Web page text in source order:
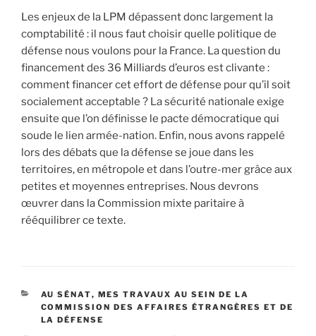
Les enjeux de la LPM dépassent donc largement la
comptabilité : il nous faut choisir quelle politique de
défense nous voulons pour la France. La question du
financement des 36 Milliards d’euros est clivante :
comment financer cet effort de défense pour qu’il soit
socialement acceptable ? La sécurité nationale exige
ensuite que l’on définisse le pacte démocratique qui
soude le lien armée-nation. Enfin, nous avons rappelé
lors des débats que la défense se joue dans les
territoires, en métropole et dans l’outre-mer grâce aux
petites et moyennes entreprises. Nous devrons
œuvrer dans la Commission mixte paritaire à
rééquilibrer ce texte.
CATÉGORIES
AU SÉNAT, MES TRAVAUX AU SEIN DE LA
COMMISSION DES AFFAIRES ÉTRANGÈRES ET DE
LA DÉFENSE